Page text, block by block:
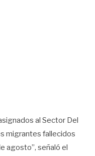
al Sector Del
migrantes fallecidos
agosto”, señaló el